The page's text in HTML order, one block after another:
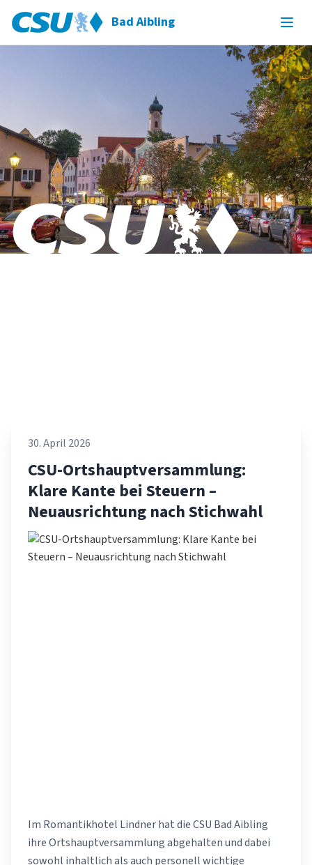
Bad Aibling
30. April 2026
CSU-Ortshauptversammlung:
Klare Kante bei Steuern –
Neuausrichtung nach Stichwahl
Im Romantikhotel Lindner hat die CSU Bad Aibling
ihre Ortshauptversammlung abgehalten und dabei
sowohl inhaltlich als auch personell wichtige